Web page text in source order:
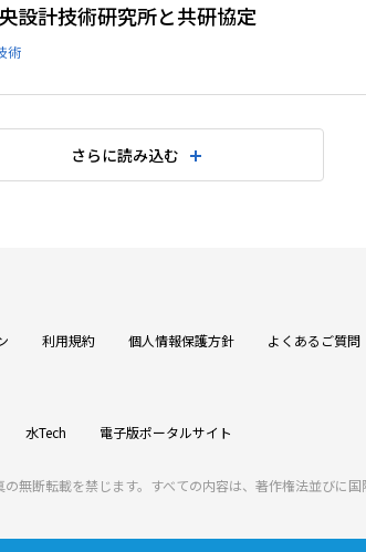
設計技術研究所と共研協定
術
さらに読み込む
利用規約 個人情報保護方針 よくあるご質問
水Tech 電子版ポータルサイト
無断転載を禁じます。すべての内容は、著作権法並びに国